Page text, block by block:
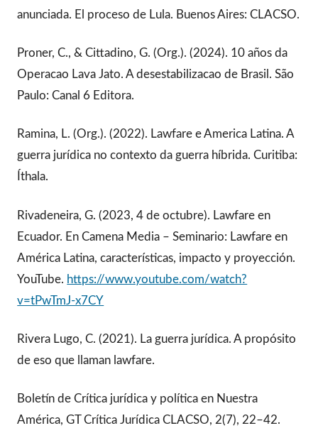
anunciada. El proceso de Lula. Buenos Aires: CLACSO.
Proner, C., & Cittadino, G. (Org.). (2024). 10 años da
Operacao Lava Jato. A desestabilizacao de Brasil. São
Paulo: Canal 6 Editora.
Ramina, L. (Org.). (2022). Lawfare e America Latina. A
guerra jurídica no contexto da guerra híbrida. Curitiba:
Íthala.
Rivadeneira, G. (2023, 4 de octubre). Lawfare en
Ecuador. En Camena Media – Seminario: Lawfare en
América Latina, características, impacto y proyección.
YouTube. https://www.youtube.com/watch?
v=tPwTmJ-x7CY
Rivera Lugo, C. (2021). La guerra jurídica. A propósito
de eso que llaman lawfare.
Boletín de Crítica jurídica y política en Nuestra
América, GT Crítica Jurídica CLACSO, 2(7), 22–42.